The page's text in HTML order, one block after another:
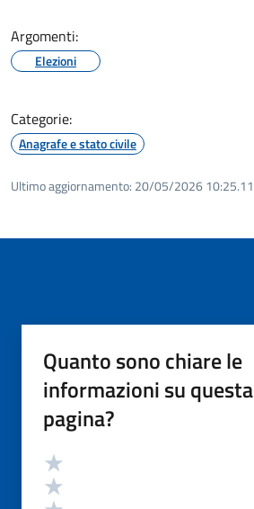
Argomenti:
Elezioni
Categorie:
Anagrafe e stato civile
Ultimo aggiornamento: 20/05/2026 10:25.11
Quanto sono chiare le
informazioni su questa
pagina?
Valutazione